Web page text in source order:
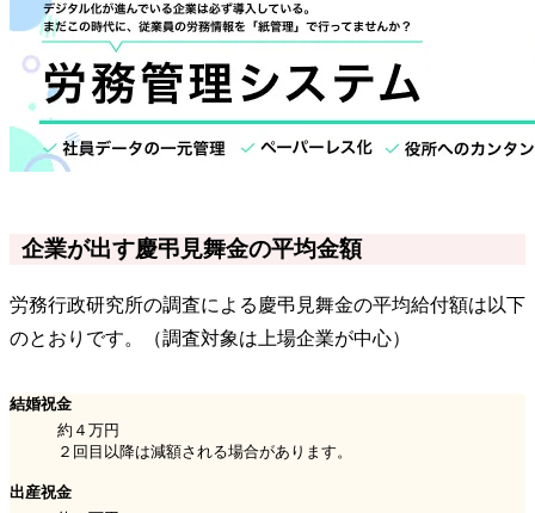
企業が出す慶弔見舞金の平均金額
労務行政研究所の調査による慶弔見舞金の平均給付額は以下
のとおりです。（調査対象は上場企業が中心）
結婚祝金
約４万円
２回目以降は減額される場合があります。
出産祝金